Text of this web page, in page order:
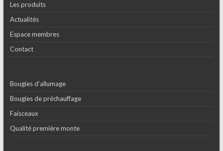
Les produits
Actualités
Espace membres
Contact
Bougies d’allumage
Bougies de préchauffage
Faisceaux
Qualité première monte